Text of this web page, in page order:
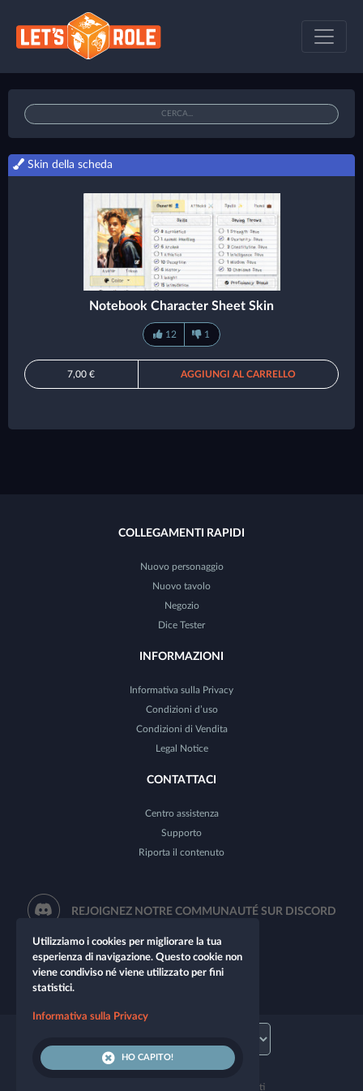
Skin della scheda
Notebook Character Sheet Skin
12 1
7,00 € AGGIUNGI AL CARRELLO
COLLEGAMENTI RAPIDI
Nuovo personaggio
Nuovo tavolo
Negozio
Dice Tester
INFORMAZIONI
Informativa sulla Privacy
Condizioni d’uso
Condizioni di Vendita
Legal Notice
CONTATTACI
Centro assistenza
Supporto
Riporta il contenuto
REJOIGNEZ NOTRE COMMUNAUTÉ SUR DISCORD
© 2026 Let's Role. Tutti i diritti riservati
Utilizziamo i cookies per migliorare la tua
esperienza di navigazione. Questo cookie non
viene condiviso né viene utilizzato per fini
statistici.
Informativa sulla Privacy
HO CAPITO!